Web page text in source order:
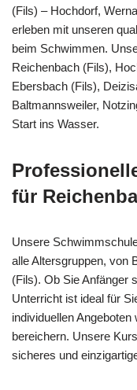
(Fils) – Hochdorf,
erleben mit unseren
beim Schwimmen.
Reichenbach (Fils),
Ebersbach (Fils),
Baltmannsweiler,
Start ins Wasser.
für
Unsere
alle Altersgruppen, von
(Fils). Ob Sie Anfänger
Unterricht ist ideal für
individuellen
bereichern. Unsere
sicheres und